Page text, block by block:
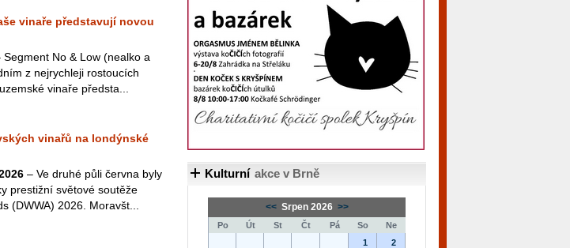
vinaře představují novou
Segment No & Low (nealko a
z nejrychleji rostoucích
vinaře předsta...
vinařů na londýnské
– Ve druhé půli června byly
prestižní světové soutěže
(DWWA) 2026. Moravšt...
Kulturní akce v Brně
<< Srpen 2026 >>
Po Út St Čt Pá So
Ne
1
2